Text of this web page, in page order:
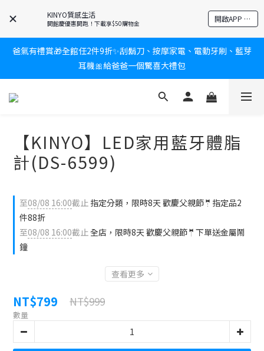
KINYO質感生活
開館慶優惠開跑！下載享$50購物金 開啟APP 享隱藏優惠
新會員送$100購物金✨再享消費回饋無極限
新會員送$100購物金✨再享消費回饋無極限
爸氣有禮賞🎁全館任2件9折✨刮鬍刀、按摩家電、電動牙刷、藍芽
耳機🎀給爸爸一個驚喜大禮包
炎熱夏日救星☀️秒凍扇登場💙半導體製冷 x 微米級冰霧，一秒開
新會員送$100購物金✨再享消費回饋無極限
【KINYO】LED家用藍牙體脂
計(DS-6599)
至08/08 16:00截止 指定分類，限時8天 歡慶父親節🤵指定品2
件88折
至08/08 16:00截止全店，限時8天 歡慶父親節🤵下單送金屬鬧
鐘
查看更多
NT$799 NT$999
數量